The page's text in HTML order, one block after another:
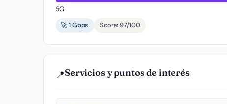
5G
🚀 1 Gbps
Score: 97/100
📍Servicios y puntos de interés